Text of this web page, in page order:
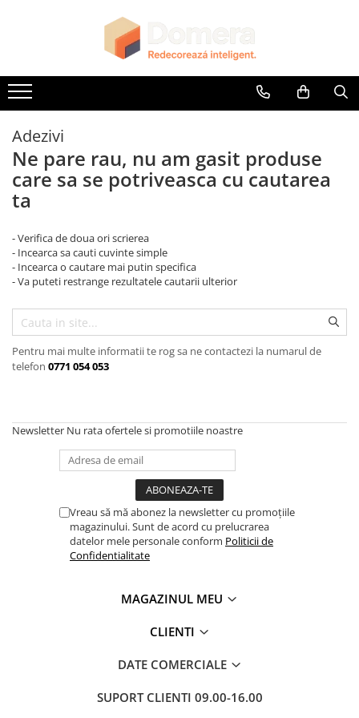
Parchet SPC
Riflaje Decorative
Riflaj exterior
Riflaje Interioare
Glafuri Interioare
Glafuri Exterioare
Plinte, Plinte PVC, Plinte MDF
Plinte PVC
Plinte MDF Premium
Accesorii Plinte
Terminatii Plinta
Colt Exterior Plinta
Colt Interior Plinta
Accesorii Lambriuri
Accesorii Riflaje Decorative
Accesorii Universale
Capac Glaf Interior
Izolatie Parchet
Prag de trecere
Lambriuri PVC
Lambriuri Premium
Panouri Decorative
Panouri Decorative SPC
Panouri Decorative Premium
Adezivi
Ne pare rau, nu am gasit produse
care sa se potriveasca cu cautarea
ta
- Verifica de doua ori scrierea
- Incearca sa cauti cuvinte simple
- Incearca o cautare mai putin specifica
- Va puteti restrange rezultatele cautarii ulterior
Pentru mai multe informatii te rog sa ne contactezi la numarul de
telefon 0771 054 053
Newsletter Nu rata ofertele si promotiile noastre
Vreau să mă abonez la newsletter cu promoțiile
magazinului. Sunt de acord cu prelucrarea
datelor mele personale conform Politicii de
Confidentialitate
MAGAZINUL MEU
CLIENTI
DATE COMERCIALE
SUPORT CLIENTI 09.00-16.00